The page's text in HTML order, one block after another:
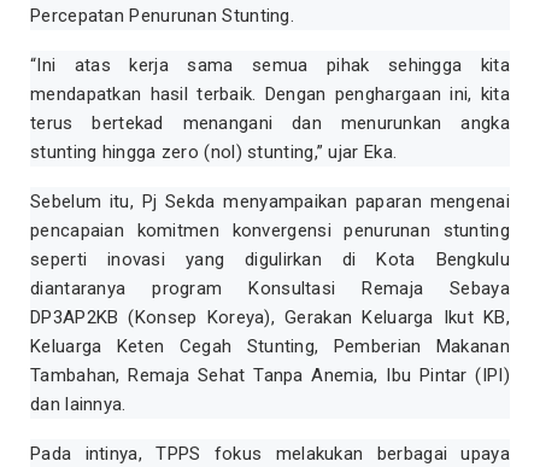
Percepatan Penurunan Stunting.
“Ini atas kerja sama semua pihak sehingga kita
mendapatkan hasil terbaik. Dengan penghargaan ini, kita
terus bertekad menangani dan menurunkan angka
stunting hingga zero (nol) stunting,” ujar Eka.
Sebelum itu, Pj Sekda menyampaikan paparan mengenai
pencapaian komitmen konvergensi penurunan stunting
seperti inovasi yang digulirkan di Kota Bengkulu
diantaranya program Konsultasi Remaja Sebaya
DP3AP2KB (Konsep Koreya), Gerakan Keluarga Ikut KB,
Keluarga Keten Cegah Stunting, Pemberian Makanan
Tambahan, Remaja Sehat Tanpa Anemia, Ibu Pintar (IPI)
dan lainnya.
Pada intinya, TPPS fokus melakukan berbagai upaya